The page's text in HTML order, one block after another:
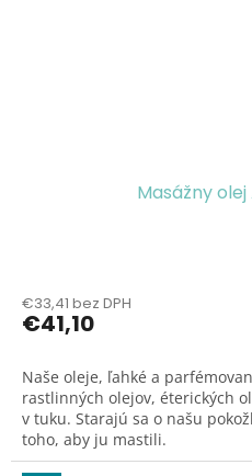
Masážny
produktu
je
z
5
hviezdičiek.
€33,41 bez DPH
€41,10
Naše oleje, ľahké a
rastlinných olejov, éterických
v tuku. Starajú sa o našu
toho, aby ju mastili.